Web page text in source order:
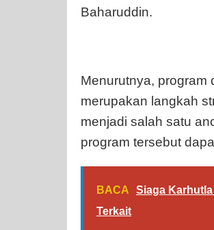
Baharuddin.
Menurutnya, program
merupakan langkah
menjadi salah satu
program tersebut
BACA
Siaga
Terkait